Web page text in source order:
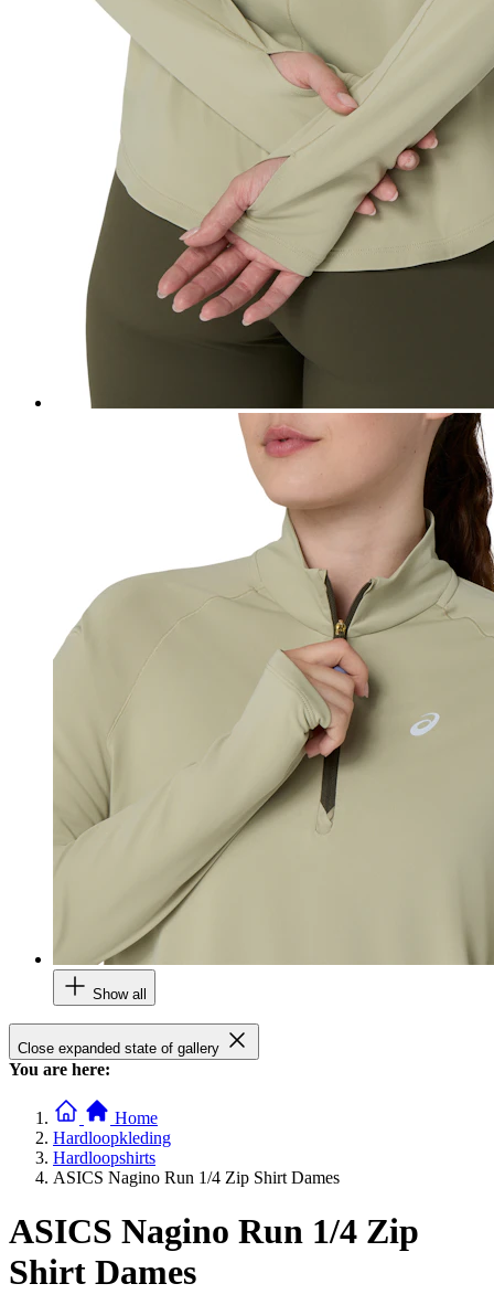
Show all
Close expanded state of gallery
You are here:
Home
Hardloopkleding
Hardloopshirts
ASICS Nagino Run 1/4 Zip Shirt Dames
ASICS Nagino Run 1/4 Zip
Shirt Dames